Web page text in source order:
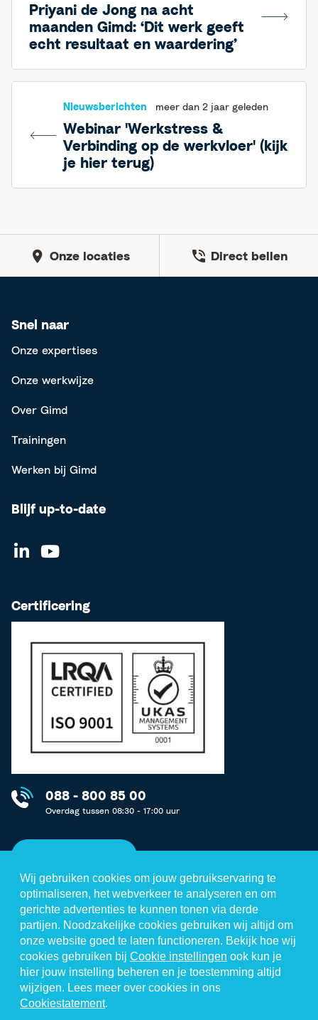
Priyani de Jong na acht
maanden Gimd: ‘Dit werk geeft
echt resultaat en waardering’
Nieuwsberichten meer dan 2 jaar geleden
Webinar 'Werkstress &
Verbinding op de werkvloer' (kijk
je hier terug)
Onze locaties Direct bellen
Snel naar
Onze expertises
Onze werkwijze
Over Gimd
Trainingen
Werken bij Gimd
Blijf up-to-date
Certificering
088 - 800 85 00
Overdag tussen 08:30 - 17:00 uur
Disclaimer
Privacystatement
Cookiestatement
Algemene voorwaarden
Wij gebruiken cookies om jouw gebruikservaring te
optimaliseren, het webverkeer te analyseren en om
gerichte advertenties te kunnen tonen via derde
partijen. Noodzakelijke cookies gebruiken wij altijd om
onze website goed te laten functioneren. Bekijk hoe wij
cookies gebruiken bij Cookie instellingen ook kun je
hier jouw instelling beheren en je toestemming altijd
wijzigen. Lees meer over cookies in ons
Cookiestatement.